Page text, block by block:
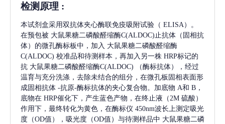
检测原理 :
本试剂盒采用双抗体夹心酶联免疫吸附试验（ ELISA）。
在预包被 大鼠果糖二磷酸醛缩酶C(ALDOC) 止抗体（固相抗
体）的微孔酶标板中，加入 大鼠果糖二磷酸醛缩酶
C(ALDOC) 校准品和待测样本，再加入另一株 HRP标记的
抗 大鼠果糖二磷酸醛缩酶C(ALDOC)
（酶标抗体），经过
温育与充分洗涤，去除未结合的组分，在微孔板固相表面形
成固相抗体 -抗原-酶标抗体的夹心复合物。加底物 A和 B，
底物在 HRP催化下，产生蓝色产物，在终止液（2M 硫酸）
作用下，最终转化为黄色，在酶标仪 450nm波长上测定吸光
度（OD值），吸光度（OD值）与待测样品中 大鼠果糖二磷